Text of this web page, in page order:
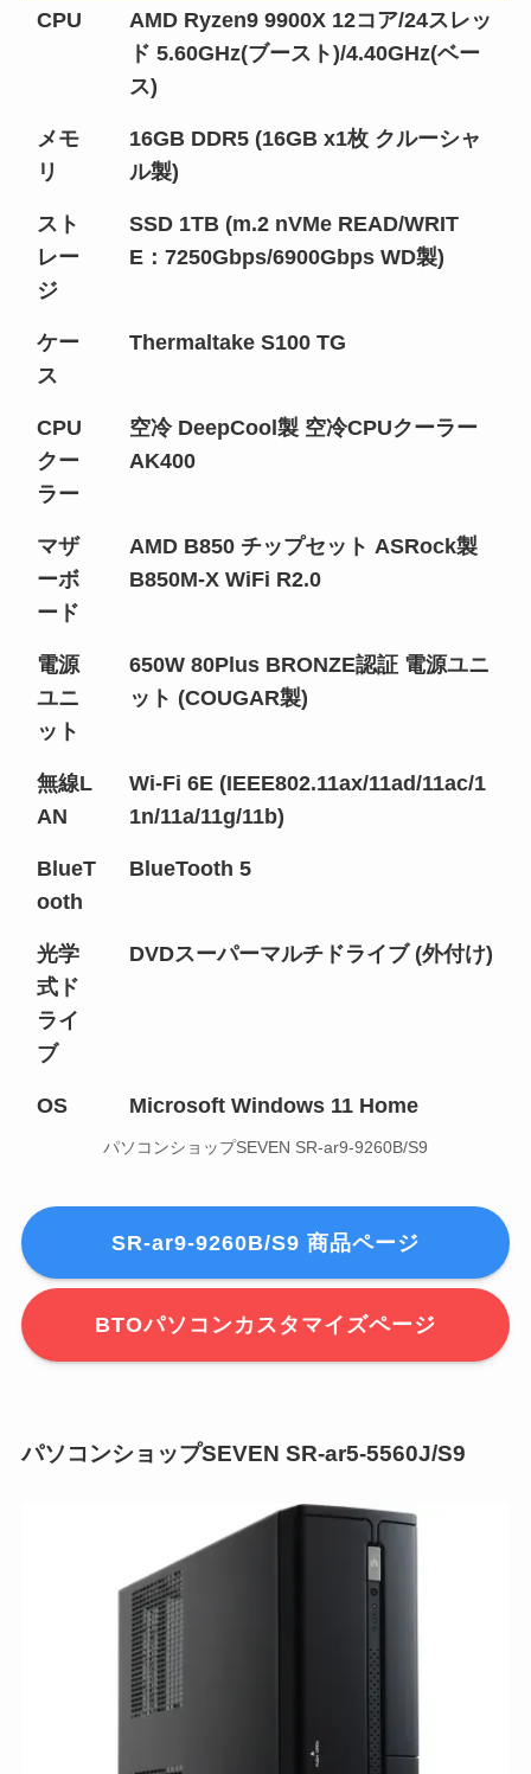
CPU
AMD Ryzen9 9900X 12コア/24スレッ
ド 5.60GHz(ブースト)/4.40GHz(ベー
ス)
メモ
リ
16GB DDR5 (16GB x1枚 クルーシャ
ル製)
スト
レー
ジ
SSD 1TB (m.2 nVMe READ/WRIT
E：7250Gbps/6900Gbps WD製)
ケー
ス
Thermaltake S100 TG
CPU
クー
ラー
空冷 DeepCool製 空冷CPUクーラー
AK400
マザ
ーボ
ード
AMD B850 チップセット ASRock製
B850M-X WiFi R2.0
電源
ユニ
ット
650W 80Plus BRONZE認証 電源ユニ
ット (COUGAR製)
無線L
AN
Wi-Fi 6E (IEEE802.11ax/11ad/11ac/1
1n/11a/11g/11b)
BlueT
ooth
BlueTooth 5
光学
式ド
ライ
ブ
DVDスーパーマルチドライブ (外付け)
OS Microsoft Windows 11 Home
パソコンショップSEVEN SR-ar9-9260B/S9
SR-ar9-9260B/S9 商品ページ
BTOパソコンカスタマイズページ
パソコンショップSEVEN SR-ar5-5560J/S9